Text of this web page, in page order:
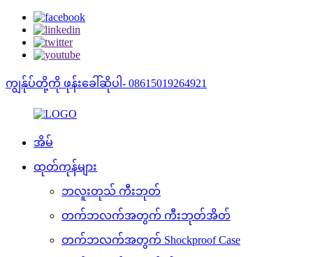
ကျွန်ုပ်တို့ကို ဖုန်းခေါ်ဆိုပါ- 08615019264921
အိမ်
ထုတ်ကုန်များ
ဘလူးတုသ် ကီးဘုတ်
တက်ဘလက်အတွက် ကီးဘုတ်အိတ်
တက်ဘလက်အတွက် Shockproof Case